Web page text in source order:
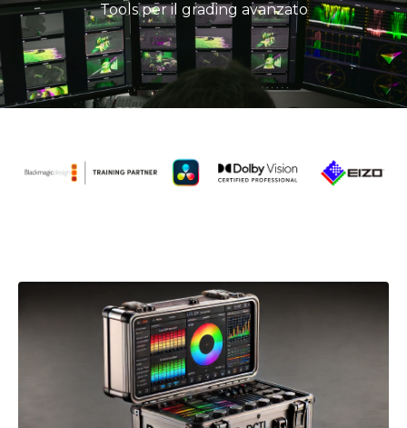
Tools per il grading avanzato